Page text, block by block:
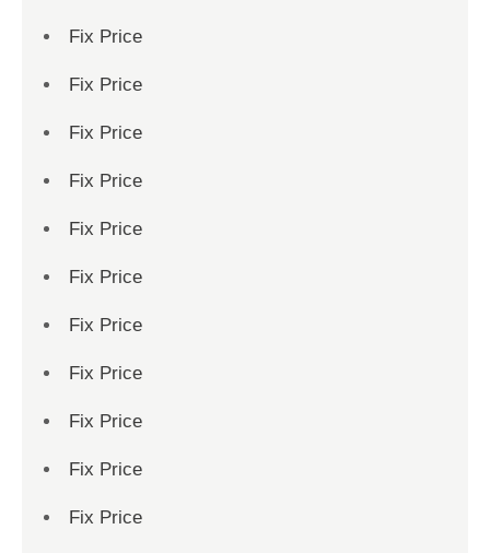
Fix Price
Fix Price
Fix Price
Fix Price
Fix Price
Fix Price
Fix Price
Fix Price
Fix Price
Fix Price
Fix Price